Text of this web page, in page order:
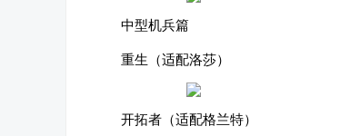
中型机兵篇
重生（适配洛莎）
开拓者（适配格兰特）